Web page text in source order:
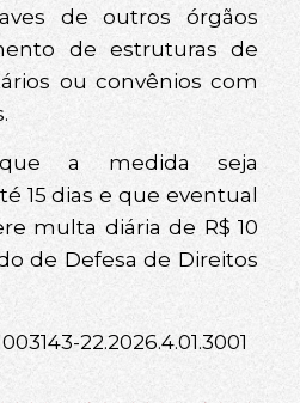
de outros órgãos
de estruturas de
ou convênios com
a medida seja
15 dias e que eventual
multa diária de R$ 10
de Defesa de Direitos
22.2026.4.01.3001